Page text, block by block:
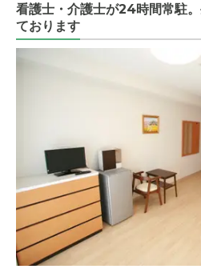
看護士・介護士が24時間常駐
ております